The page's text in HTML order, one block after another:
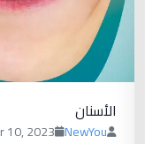
الأسنان
NewYou
10, 2023